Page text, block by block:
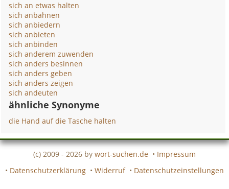
sich an etwas halten
sich anbahnen
sich anbiedern
sich anbieten
sich anbinden
sich anderem zuwenden
sich anders besinnen
sich anders geben
sich anders zeigen
sich andeuten
ähnliche Synonyme
die Hand auf die Tasche halten
(c) 2009 - 2026 by wort-suchen.de • Impressum
• Datenschutzerklärung • Widerruf • Datenschutzeinstellungen